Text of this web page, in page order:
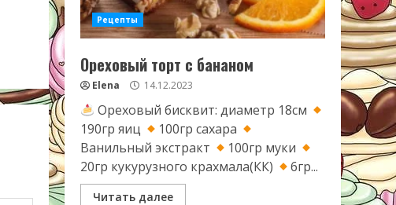
Рецепты
Ореховый торт с бананом
Elena 14.12.2023
Ореховый бисквит: диаметр 18см
190гр яиц
100гр сахара
Ванильный экстракт
100гр муки
20гр кукурузного крахмала(КК)
6гр...
Читать далее